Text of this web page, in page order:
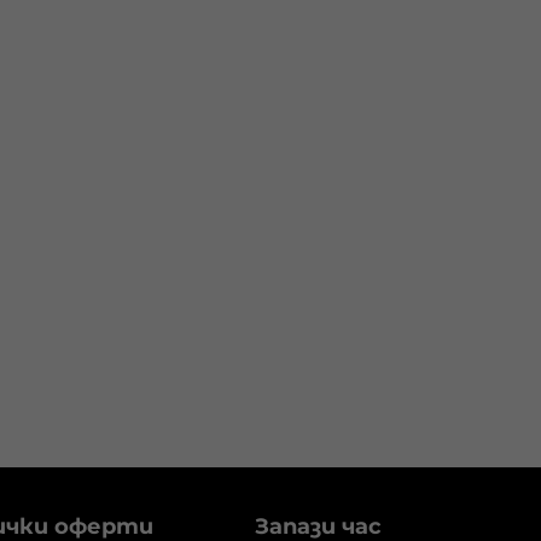
оферти Запази час